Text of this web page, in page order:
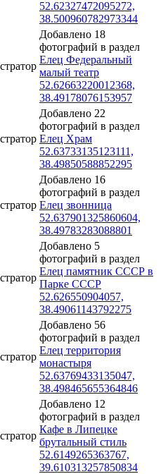
52.62327472095272,
38.500960782973344
Добавлено 18
фотографий в раздел
Елец Федеральный
малый театр
52.62663220012368,
38.49178076153957
Добавлено 22
фотографий в раздел
Елец Храм
52.63733135123111,
38.49850588852295
Добавлено 16
фотографий в раздел
Елец звонница
52.637901325860604,
38.49783283088801
Добавлено 5
фотографий в раздел
Елец памятник СССР в
Парке СССР
52.626550904057,
38.49061143792275
Добавлено 56
фотографий в раздел
Елец территория
монастыря
52.63769433135047,
38.498465655364846
Добавлено 12
фотографий в раздел
Кафе в Липецке
брутальный стиль
52.6149265363767,
39.610313257850834